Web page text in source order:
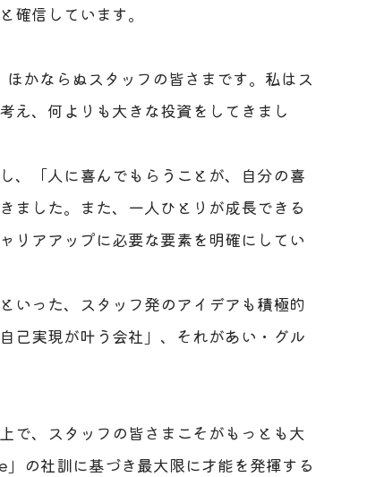
確信しています。
かならぬスタッフの皆さまです。私はス
え、何よりも大きな投資をしてきまし
、「人に喜んでもらうことが、自分の喜
ました。また、一人ひとりが成長できる
リアアップに必要な要素を明確にしてい
いった、スタッフ発のアイデアも積極的
己実現が叶う会社」、それがあい・グル
で、スタッフの皆さまこそがもっとも大
社訓に基づき最大限に才能を発揮する